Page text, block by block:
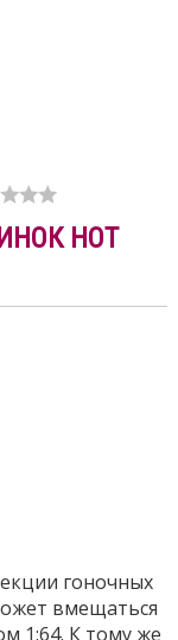
HOT
гоночных
вмещаться
1:64. К тому же